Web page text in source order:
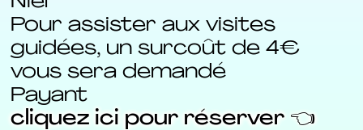
Pour assister aux visites
guidées, un surcoût de 4€
vous sera demandé
Payant
cliquez ici pour réserver 👈